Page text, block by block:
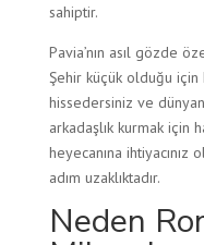
sahiptir.
Pavia’nın asıl gözde
Şehir küçük olduğu
hissedersiniz ve
arkadaşlık kurmak için
heyecanına
adım uzaklıktadır.
Neden